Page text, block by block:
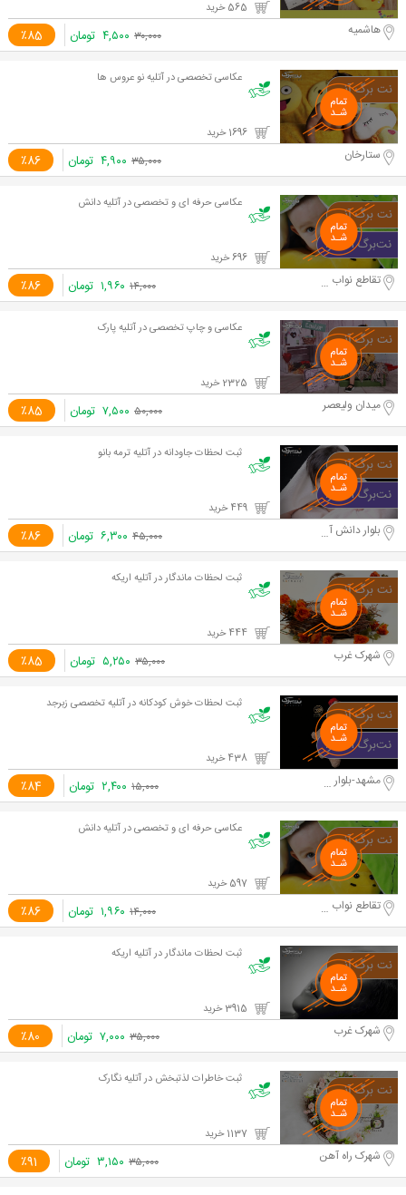
٪85 هاشمیه ۳۰,۰۰۰ ۴,۵۰۰ تومان
عکاسی تخصصی در آتلیه نو عروس ها
٪86 ستارخان ۳۵,۰۰۰ ۴,۹۰۰ تومان
عکاسی حرفه ای و تخصصی در آتلیه دانش
٪86 تقاطع نواب و آزادی ۱۴,۰۰۰ ۱,۹۶۰ تومان
عکاسی و چاپ تخصصی در آتلیه پارک
٪85 میدان ولیعصر ۵۰,۰۰۰ ۷,۵۰۰ تومان
ثبت لحظات جاودانه در آتلیه ترمه بانو
٪86 بلوار دانش آموز ۴۵,۰۰۰ ۶,۳۰۰ تومان
ثبت لحظات ماندگار در آتلیه اریکه
٪85 شهرک غرب ۳۵,۰۰۰ ۵,۲۵۰ تومان
ثبت لحظات خوش کودکانه در آتلیه تخصصی زبرجد
٪84 مشهد-بلوار سازمان آب ۱۵,۰۰۰ ۲,۴۰۰ تومان
عکاسی حرفه ای و تخصصی در آتلیه دانش
٪86 تقاطع نواب و آزادی ۱۴,۰۰۰ ۱,۹۶۰ تومان
ثبت لحظات ماندگار در آتلیه اریکه
٪80 شهرک غرب ۳۵,۰۰۰ ۷,۰۰۰ تومان
ثبت خاطرات لذتبخش در آتلیه نگارک
٪91 شهرک راه آهن ۳۵,۰۰۰ ۳,۱۵۰ تومان